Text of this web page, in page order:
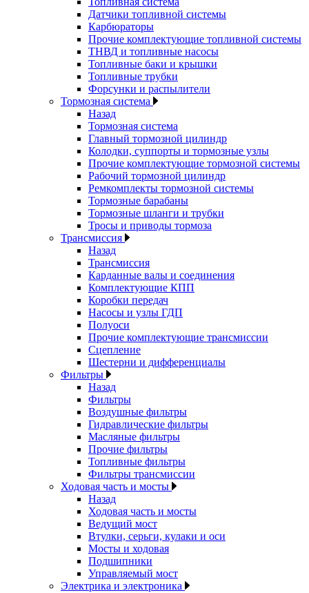
Датчики топливной системы
Карбюраторы
Прочие комплектующие топливной системы
ТНВД и топливные насосы
Топливные баки и крышки
Топливные трубки
Форсунки и распылители
Тормозная система
Назад
Тормозная система
Главный тормозной цилиндр
Колодки, суппорты и тормозные узлы
Прочие комплектующие тормозной системы
Рабочий тормозной цилиндр
Ремкомплекты тормозной системы
Тормозные барабаны
Тормозные шланги и трубки
Тросы и приводы тормоза
Трансмиссия
Назад
Трансмиссия
Карданные валы и соединения
Комплектующие КПП
Коробки передач
Насосы и узлы ГДП
Полуоси
Прочие комплектующие трансмиссии
Сцепление
Шестерни и дифференциалы
Фильтры
Назад
Фильтры
Воздушные фильтры
Гидравлические фильтры
Масляные фильтры
Прочие фильтры
Топливные фильтры
Фильтры трансмиссии
Ходовая часть и мосты
Назад
Ходовая часть и мосты
Ведущий мост
Втулки, серьги, кулаки и оси
Мосты и ходовая
Подшипники
Управляемый мост
Электрика и электроника